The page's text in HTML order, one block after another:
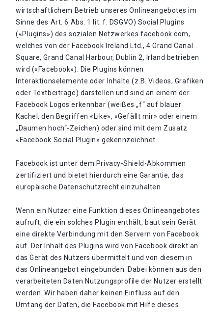
wirtschaftlichem Betrieb unseres Onlineangebotes im
Sinne des Art. 6 Abs. 1 lit. f. DSGVO) Social Plugins
(«Plugins») des sozialen Netzwerkes facebook.com,
welches von der Facebook Ireland Ltd., 4 Grand Canal
Square, Grand Canal Harbour, Dublin 2, Irland betrieben
wird («Facebook»). Die Plugins können
Interaktionselemente oder Inhalte (z.B. Videos, Grafiken
oder Textbeiträge) darstellen und sind an einem der
Facebook Logos erkennbar (weißes „f“ auf blauer
Kachel, den Begriffen «Like», «Gefällt mir» oder einem
„Daumen hoch“-Zeichen) oder sind mit dem Zusatz
«Facebook Social Plugin» gekennzeichnet.
Facebook ist unter dem Privacy-Shield-Abkommen
zertifiziert und bietet hierdurch eine Garantie, das
europäische Datenschutzrecht einzuhalten
Wenn ein Nutzer eine Funktion dieses Onlineangebotes
aufruft, die ein solches Plugin enthält, baut sein Gerät
eine direkte Verbindung mit den Servern von Facebook
auf. Der Inhalt des Plugins wird von Facebook direkt an
das Gerät des Nutzers übermittelt und von diesem in
das Onlineangebot eingebunden. Dabei können aus den
verarbeiteten Daten Nutzungsprofile der Nutzer erstellt
werden. Wir haben daher keinen Einfluss auf den
Umfang der Daten, die Facebook mit Hilfe dieses